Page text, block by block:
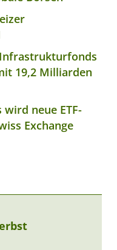
19,2 Milliarden
neue ETF-
Exchange